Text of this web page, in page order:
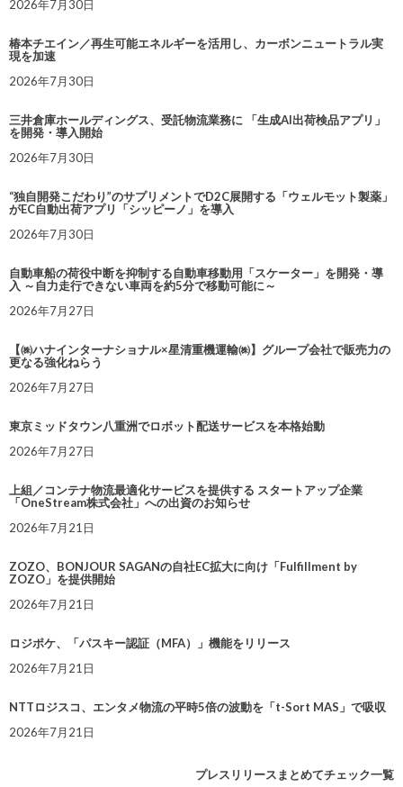
2026年7月30日
椿本チエイン／再生可能エネルギーを活用し、カーボンニュートラル実
現を加速
2026年7月30日
三井倉庫ホールディングス、受託物流業務に 「生成AI出荷検品アプリ」
を開発・導入開始
2026年7月30日
“独自開発こだわり”のサプリメントでD2C展開する「ウェルモット製薬」
がEC自動出荷アプリ「シッピーノ」を導入
2026年7月30日
自動車船の荷役中断を抑制する自動車移動用「スケーター」を開発・導
入 ～自力走行できない車両を約5分で移動可能に～
2026年7月27日
【㈱ハナインターナショナル×星清重機運輸㈱】グループ会社で販売力の
更なる強化ねらう
2026年7月27日
東京ミッドタウン八重洲でロボット配送サービスを本格始動
2026年7月27日
上組／コンテナ物流最適化サービスを提供する スタートアップ企業
「OneStream株式会社」への出資のお知らせ
2026年7月21日
ZOZO、BONJOUR SAGANの自社EC拡大に向け「Fulfillment by
ZOZO」を提供開始
2026年7月21日
ロジポケ、「パスキー認証（MFA）」機能をリリース
2026年7月21日
NTTロジスコ、エンタメ物流の平時5倍の波動を「t-Sort MAS」で吸収
2026年7月21日
プレスリリースまとめてチェック一覧